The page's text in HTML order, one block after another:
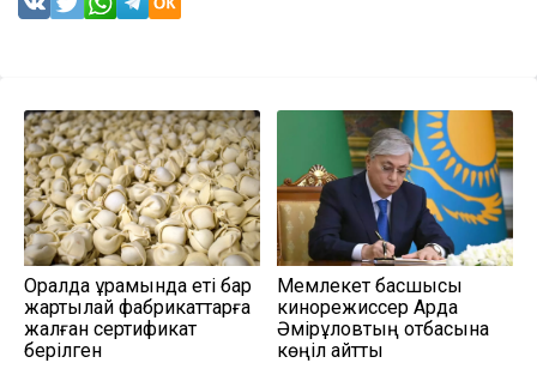
Оралда құрамында еті бар
жартылай фабрикаттарға
жалған сертификат
берілген
Мемлекет басшысы
кинорежиссер Ардақ
Әмірқұловтың отбасына
көңіл айтты